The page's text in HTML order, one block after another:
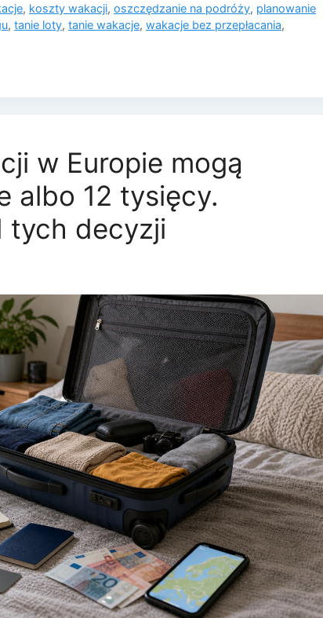
, koszty wakacji,oszczędzanie na podróży, planowanie
, tanie loty, tanie wakacje, wakacje bez przepłacania,
w Europie mogą
albo 12 tysięcy.
tych decyzji